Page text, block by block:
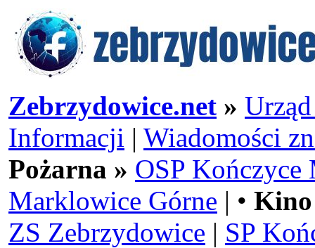
Zebrzydowice.net »
Informacji | Wiadomości
Pożarna » OSP Kończyce
Marklowice Górne | •
ZS Zebrzydowice | SP